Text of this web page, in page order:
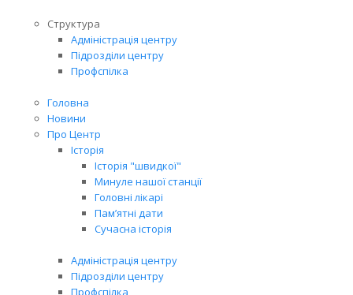
Структура
Адміністрація центру
Підрозділи центру
Профспілка
Головна
Новини
Про Центр
Історія
Історія "швидкої"
Минуле нашої станції
Головні лікарі
Пам’ятні дати
Сучасна історія
Адміністрація центру
Підрозділи центру
Профспілка